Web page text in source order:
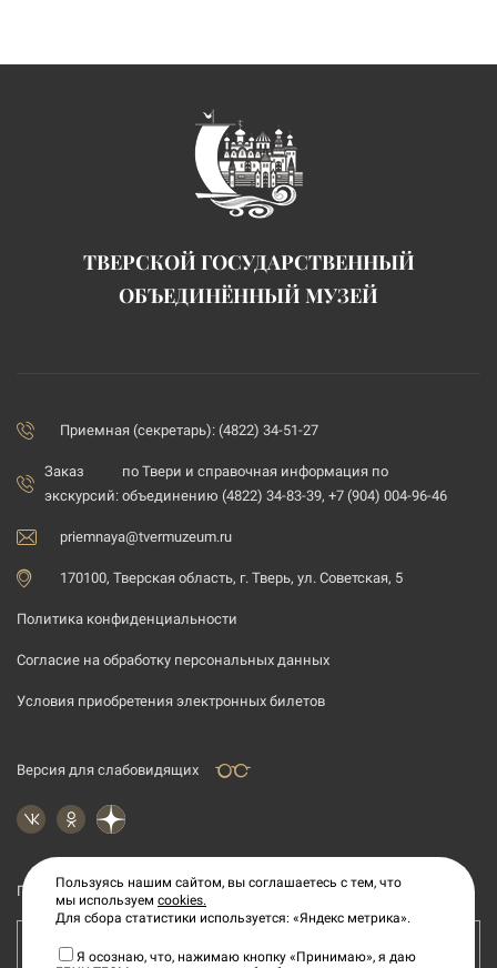
ТВЕРСКОЙ ГОСУДАРСТВЕННЫЙ
ОБЪЕДИНЁННЫЙ МУЗЕЙ
Приемная (секретарь): (4822) 34-51-27
Заказ
экскурсий:
по Твери и справочная информация по
объединению (4822) 34-83-39, +7 (904) 004-96-46
priemnaya@tvermuzeum.ru
170100, Тверская область, г. Тверь, ул. Советская, 5
Политика конфиденциальности
Согласие на обработку персональных данных
Условия приобретения электронных билетов
Версия для слабовидящих
Подпишитесь на рассылку новостей
Ваш e-mail адрес
Пользуясь нашим сайтом, вы соглашаетесь с тем, что
мы используем cookies.
Для сбора статистики используется: «Яндекс метрика».
Я осознаю, что, нажимаю кнопку «Принимаю», я даю